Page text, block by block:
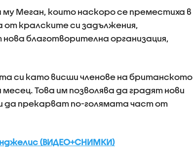
Меган, които наскоро се преместиха в
от кралските си задължения,
благотворителна организация,
си като висши членове на британското
Това им позволява да градят нови
да прекарват по-голямата част от
(ВИДЕО+СНИМКИ)